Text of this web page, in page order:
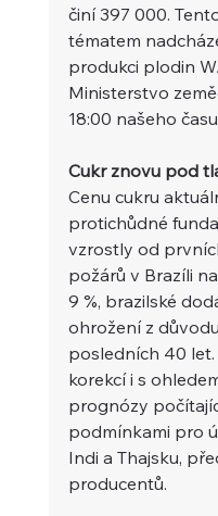
činí 397 000.
tématem
produkci plodin
Ministerstvo
18:00 našeho
Cukr znovu pod
Cenu cukru
protichůdné
vzrostly od
požárů v Brazíli
9 %, brazilské
ohrožení z
posledních 40
korekcí i s
prognózy
podmínkami pro
Indi a Thajsku,
producentů.